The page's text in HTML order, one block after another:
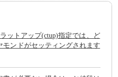
ットアップ(ctup)指定では、ど
モンドがセッティングされます